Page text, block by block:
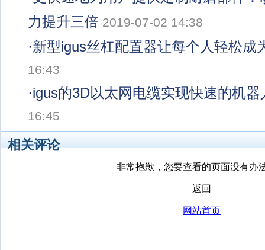
力提升三倍 2019-07-02 14:38
·新型igus丝杠配置器让每个人轻松成
16:43
·igus的3D以太网电缆实现快速的机器
16:45
相关评论